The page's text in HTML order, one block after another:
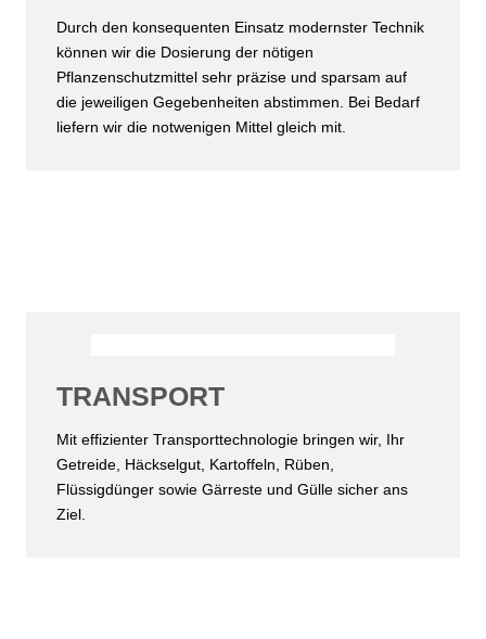
Durch den konsequenten Einsatz modernster Technik
können wir die Dosierung der nötigen
Pflanzenschutzmittel sehr präzise und sparsam auf
die jeweiligen Gegebenheiten abstimmen. Bei Bedarf
liefern wir die notwenigen Mittel gleich mit.
TRANSPORT
Mit effizienter Transporttechnologie bringen wir, Ihr
Getreide, Häckselgut, Kartoffeln, Rüben,
Flüssigdünger sowie Gärreste und Gülle sicher ans
Ziel.